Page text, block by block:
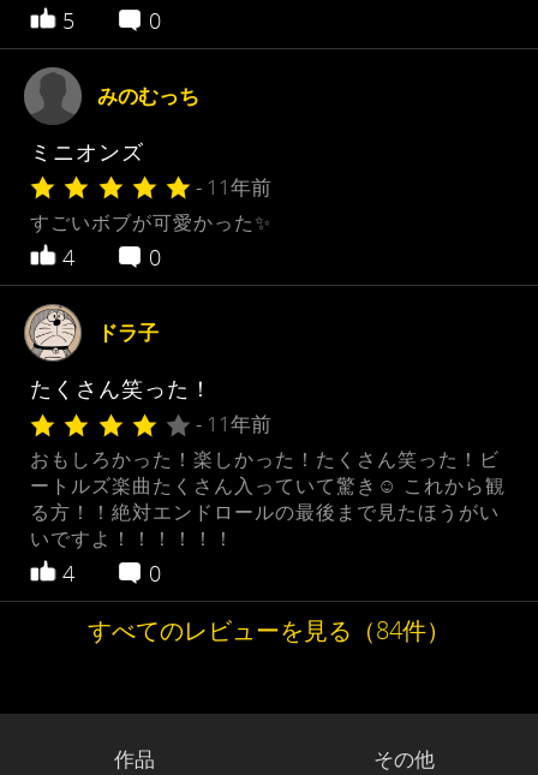
5 0
みのむっち
ミニオンズ
- 11年前
すごいボブが可愛かった✨
4 0
ドラ子
たくさん笑った！
- 11年前
おもしろかった！楽しかった！たくさん笑った！ビ
ートルズ楽曲たくさん入っていて驚き☺︎ これから観
る方！！絶対エンドロールの最後まで見たほうがい
いですよ！！！！！！
4 0
すべてのレビューを見る（84件）
作品 その他